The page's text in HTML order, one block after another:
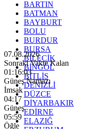
BARTIN
BATMAN
BAYBURT
BOLU
BURDUR
BURSA
BİLECİK
BİNGÖL
BİTLİS
DENİZLİ
DÜZCE
DİYARBAKIR
EDİRNE
ELAZIĞ
07.08.2026
Sonraki Vakte Kalan
01:16:01
Güneş Namazı
İmsak
04:17
Güneş
05:59
Öğle